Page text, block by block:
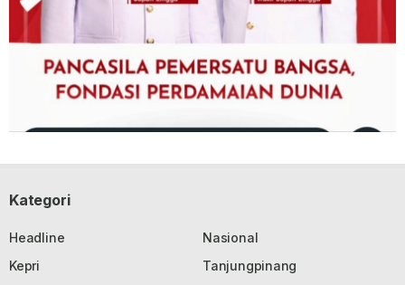
Kategori
Headline
Nasional
Kepri
Tanjungpinang